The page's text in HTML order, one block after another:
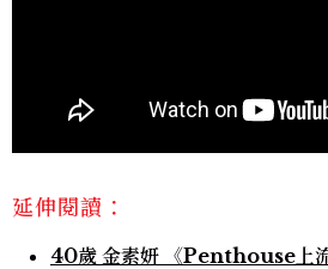
延伸閱讀：
40歲 金素妍 《Penthouse上